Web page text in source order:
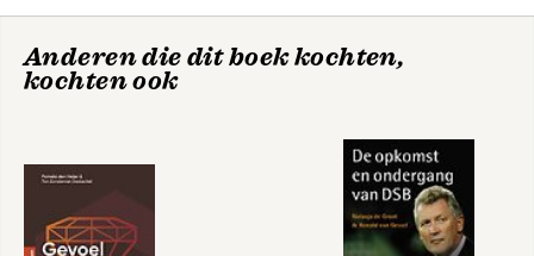
veranderingsmanagement, coaching,
publiceerde een groot aantal artikelen
'Groepsdynamika deel 1: Inleiding', 'Deel
II: Kommunikatie', en 'Deel III:
Groepsontwikkeling'. Hij is ook
hoofdredacteur van het tijdschrift
'Werken Leren en Leven met Groepen'.
Anderen die dit boek kochten,
kochten ook